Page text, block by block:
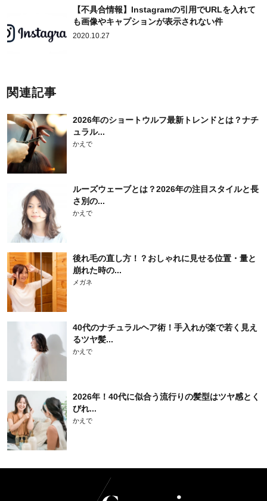
【不具合情報】Instagramの引用でURLを入れて
も画像やキャプションが表示されない件
2020.10.27
関連記事
2026年のショートウルフ最新トレンドとは？ナチ
ュラル...
かえで
ルーズウェーブとは？2026年の注目スタイルと長
さ別の...
かえで
後れ毛の直し方！？おしゃれに見せる位置・量と
崩れた時の...
メガネ
40代のナチュラルヘア術！手入れが楽で若く見え
るツヤ髪...
かえで
2026年！40代に似合う流行りの髪型はツヤ感とく
びれ...
かえで